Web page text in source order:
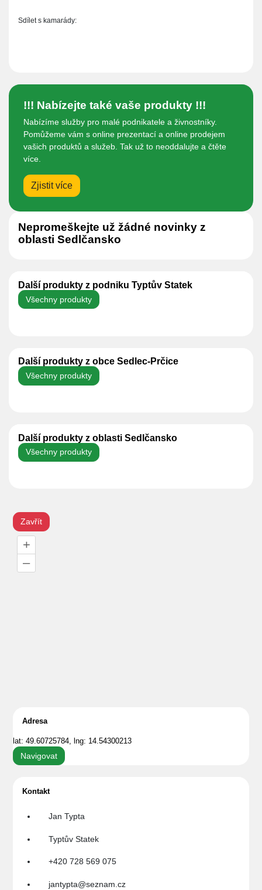
Sdílet s kamarády:
!!! Nabízejte také vaše produkty !!!
Nabízíme služby pro malé podnikatele a živnostníky.
Pomůžeme vám s online prezentací a online prodejem
vašich produktů a služeb. Tak už to neoddalujte a čtěte
více.
Zjistit více
Nepromeškejte už žádné novinky z
oblasti Sedlčansko
Další produkty z podniku Typtův Statek
Všechny produkty
Další produkty z obce Sedlec-Prčice
Všechny produkty
Další produkty z oblasti Sedlčansko
Všechny produkty
Zavřít
+
–
Adresa
lat: 49.60725784, lng: 14.54300213
Navigovat
Kontakt
Jan Typta
Typtův Statek
+420 728 569 075
jantypta@seznam.cz